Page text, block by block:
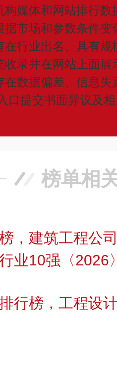
构媒体和网站排行
据市场和参数条件
在行业出名、具有
收录并在网站上面
在数据偏差、信息
口提交书面异议及
榜单相
，建筑工程公
业10强〈2026
行榜，工程设